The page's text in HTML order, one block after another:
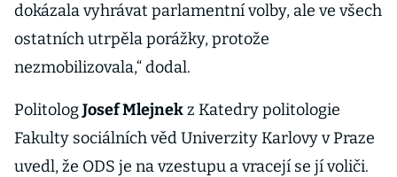
dokázala vyhrávat parlamentní volby, ale ve všech
ostatních utrpěla porážky, protože
nezmobilizovala,“ dodal.
PolitologJosef Mlejnekz Katedry politologie
Fakulty sociálních věd Univerzity Karlovy v Praze
uvedl, že ODS je na vzestupu a vracejí se jí voliči.